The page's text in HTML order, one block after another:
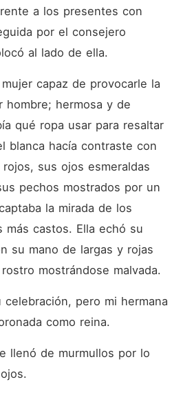
a los presentes con
por el consejero
al lado de ella.
capaz de provocarle la
hombre; hermosa y de
qué ropa usar para resaltar
blanca hacía contraste con
sus ojos esmeraldas
pechos mostrados por un
la mirada de los
más castos. Ella echó su
su mano de largas y rojas
mostrándose malvada.
pero mi hermana
como reina.
llenó de murmullos por lo